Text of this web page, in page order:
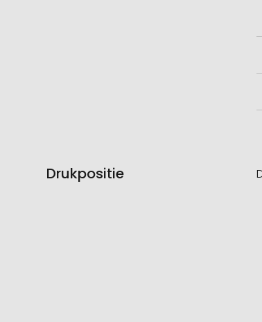
Drukpositie